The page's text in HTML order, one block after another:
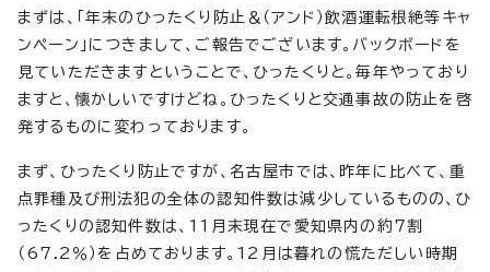
まずは、「年末のひったくり防止＆（アンド）飲酒運転根絶等キャ
ンペーン」につきまして、ご報告でございます。バックボードを
見ていただきますということで、ひったくりと。毎年やっており
ますと、懐かしいですけどね。ひったくりと交通事故の防止を啓
発するものに変わっております。
まず、ひったくり防止ですが、名古屋市では、昨年に比べて、重
点罪種及び刑法犯の全体の認知件数は減少しているものの、ひ
ったくりの認知件数は、11月末現在で愛知県内の約7割
（67.2％）を占めております。12月は暮れの慌ただしい時期